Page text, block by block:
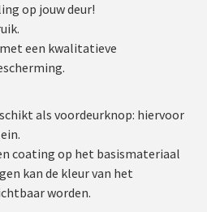
op jouw deur!
een kwalitatieve
als voordeurknop: hiervoor
coating op het basismateriaal
kan de kleur van het
worden.